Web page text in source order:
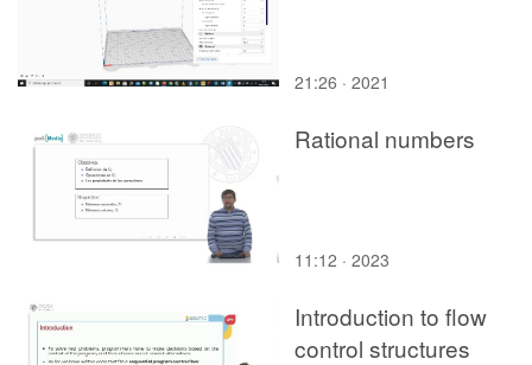
21:26 · 2021
Rational numbers
11:12 · 2023
Introduction to flow
control structures